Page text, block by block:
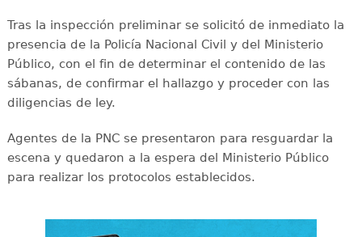
Tras la inspección preliminar se solicitó de inmediato la
presencia de la Policía Nacional Civil y del Ministerio
Público, con el fin de determinar el contenido de las
sábanas, de confirmar el hallazgo y proceder con las
diligencias de ley.
Agentes de la PNC se presentaron para resguardar la
escena y quedaron a la espera del Ministerio Público
para realizar los protocolos establecidos.